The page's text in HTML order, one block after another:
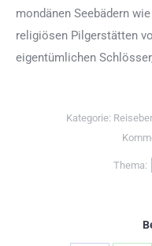
mondänen Seebädern
religiösen Pilgerstätten
eigentümlichen
Kategorie:
Thema: